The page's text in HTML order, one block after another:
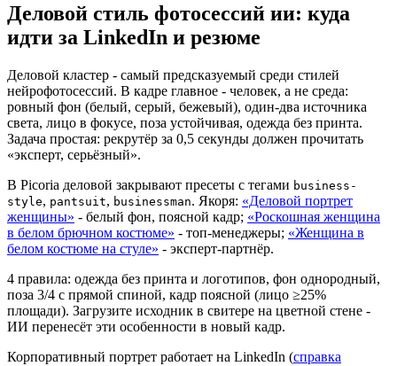
Деловой стиль фотосессий ии: куда
идти за LinkedIn и резюме
Деловой кластер - самый предсказуемый среди стилей
нейрофотосессий. В кадре главное - человек, а не среда:
ровный фон (белый, серый, бежевый), один-два источника
света, лицо в фокусе, поза устойчивая, одежда без принта.
Задача простая: рекрутёр за 0,5 секунды должен прочитать
«эксперт, серьёзный».
В Picoria деловой закрывают пресеты с тегами business-
style, pantsuit, businessman. Якоря: «Деловой портрет
женщины» - белый фон, поясной кадр; «Роскошная женщина
в белом брючном костюме» - топ-менеджеры; «Женщина в
белом костюме на стуле» - эксперт-партнёр.
4 правила: одежда без принта и логотипов, фон однородный,
поза 3/4 с прямой спиной, кадр поясной (лицо ≥25%
площади). Загрузите исходник в свитере на цветной стене -
ИИ перенесёт эти особенности в новый кадр.
Корпоративный портрет работает на LinkedIn (справка